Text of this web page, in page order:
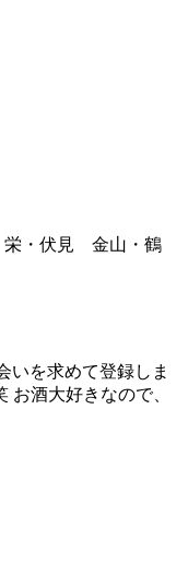
・伏見 金山・鶴
いを求めて登録しま
お酒大好きなので、